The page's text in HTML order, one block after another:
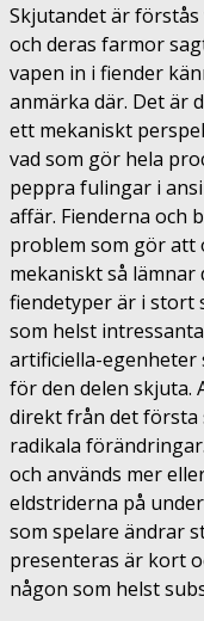
Skjutandet är
och deras farmor
vapen in i fiender
anmärka där. Det är
ett mekaniskt
vad som gör hela
peppra fulingar i
affär. Fienderna och
problem som gör
mekaniskt så
fiendetyper är i stort
som helst
artificiella-egenheter
för den delen skjuta.
direkt från det första
radikala
och används mer
eldstriderna på
som spelare ändrar
presenteras är kort
någon som helst